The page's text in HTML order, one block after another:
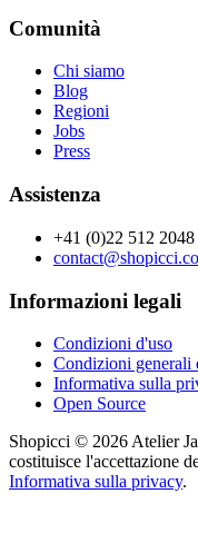
Comunità
Chi siamo
Blog
Regioni
Jobs
Press
Assistenza
+41 (0)22 512 2048
Informazioni legali
Condizioni d'uso
Condizioni generali
Informativa sulla
Open Source
Shopicci © 2026 Atelier
costituisce l'accettazione
Informativa sulla privacy.